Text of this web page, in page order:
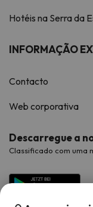
Hotéis na Serra da
INFORMAÇÃO
Contacto
Web corporativa
Descarregue a
Classificado com uma